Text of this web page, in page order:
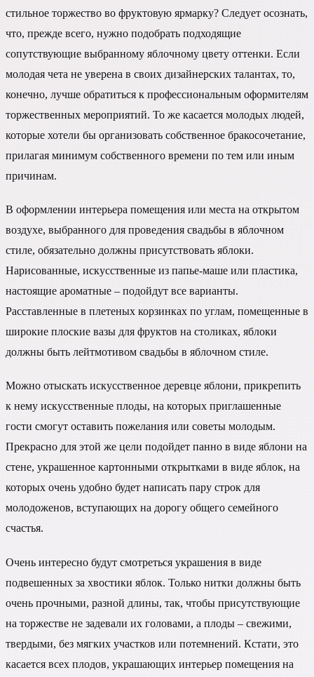
стильное торжество во фруктовую ярмарку? Следует осознать,
что, прежде всего, нужно подобрать подходящие
сопутствующие выбранному яблочному цвету оттенки. Если
молодая чета не уверена в своих дизайнерских талантах, то,
конечно, лучше обратиться к профессиональным оформителям
торжественных мероприятий. То же касается молодых людей,
которые хотели бы организовать собственное бракосочетание,
прилагая минимум собственного времени по тем или иным
причинам.
В оформлении интерьера помещения или места на открытом
воздухе, выбранного для проведения свадьбы в яблочном
стиле, обязательно должны присутствовать яблоки.
Нарисованные, искусственные из папье-маше или пластика,
настоящие ароматные – подойдут все варианты.
Расставленные в плетеных корзинках по углам, помещенные в
широкие плоские вазы для фруктов на столиках, яблоки
должны быть лейтмотивом свадьбы в яблочном стиле.
Можно отыскать искусственное деревце яблони, прикрепить
к нему искусственные плоды, на которых приглашенные
гости смогут оставить пожелания или советы молодым.
Прекрасно для этой же цели подойдет панно в виде яблони на
стене, украшенное картонными открытками в виде яблок, на
которых очень удобно будет написать пару строк для
молодоженов, вступающих на дорогу общего семейного
счастья.
Очень интересно будут смотреться украшения в виде
подвешенных за хвостики яблок. Только нитки должны быть
очень прочными, разной длины, так, чтобы присутствующие
на торжестве не задевали их головами, а плоды – свежими,
твердыми, без мягких участков или потемнений. Кстати, это
касается всех плодов, украшающих интерьер помещения на